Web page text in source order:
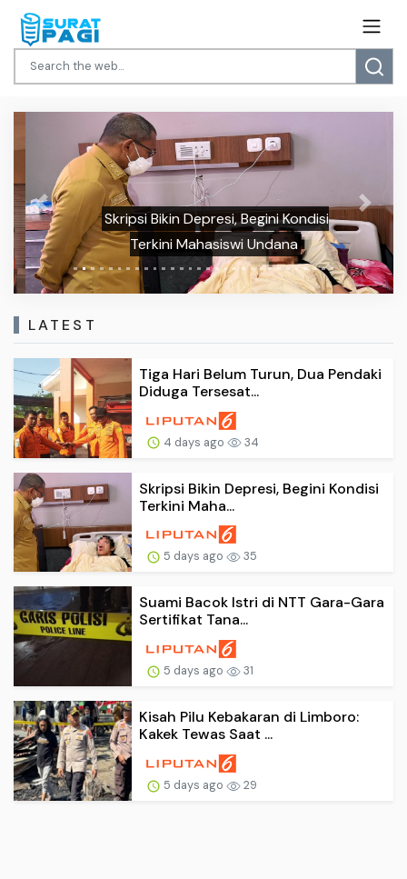
Skripsi Bikin Depresi, Begini Kondisi
Terkini Mahasiswi Undana
Previous Next
LATEST
Tiga Hari Belum Turun, Dua Pendaki
Diduga Tersesat...
4 days ago 34
Skripsi Bikin Depresi, Begini Kondisi
Terkini Maha...
5 days ago 35
Suami Bacok Istri di NTT Gara-Gara
Sertifikat Tana...
5 days ago 31
Kisah Pilu Kebakaran di Limboro:
Kakek Tewas Saat ...
5 days ago 29